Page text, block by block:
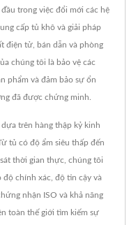
trong việc đổi mới các hệ
cấp tủ khô và giải pháp
điện tử, bán dẫn và phòng
chúng tôi là bảo vệ các
phẩm và đảm bảo sự ổn
đã được chứng minh.
trên hàng thập kỷ kinh
tủ có độ ẩm siêu thấp đến
thời gian thực, chúng tôi
độ chính xác, độ tin cậy và
nhận ISO và khả năng
toàn thế giới tìm kiếm sự